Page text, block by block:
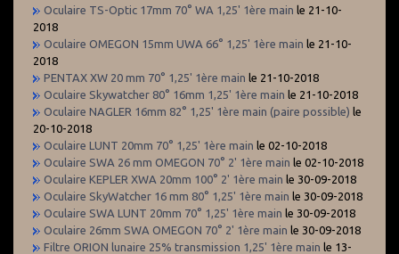
Oculaire TS-Optic 17mm 70° WA 1,25' 1ère main le 21-10-
2018
Oculaire OMEGON 15mm UWA 66° 1,25' 1ère main le 21-10-
2018
PENTAX XW 20 mm 70° 1,25' 1ère main le 21-10-2018
Oculaire Skywatcher 80° 16mm 1,25' 1ère main le 21-10-2018
Oculaire NAGLER 16mm 82° 1,25' 1ère main (paire possible) le
20-10-2018
Oculaire LUNT 20mm 70° 1,25' 1ère main le 02-10-2018
Oculaire SWA 26 mm OMEGON 70° 2' 1ère main le 02-10-2018
Oculaire KEPLER XWA 20mm 100° 2' 1ère main le 30-09-2018
Oculaire SkyWatcher 16 mm 80° 1,25' 1ère main le 30-09-2018
Oculaire SWA LUNT 20mm 70° 1,25' 1ère main le 30-09-2018
Oculaire 26mm SWA OMEGON 70° 2' 1ère main le 30-09-2018
Filtre ORION lunaire 25% transmission 1,25' 1ère main le 13-